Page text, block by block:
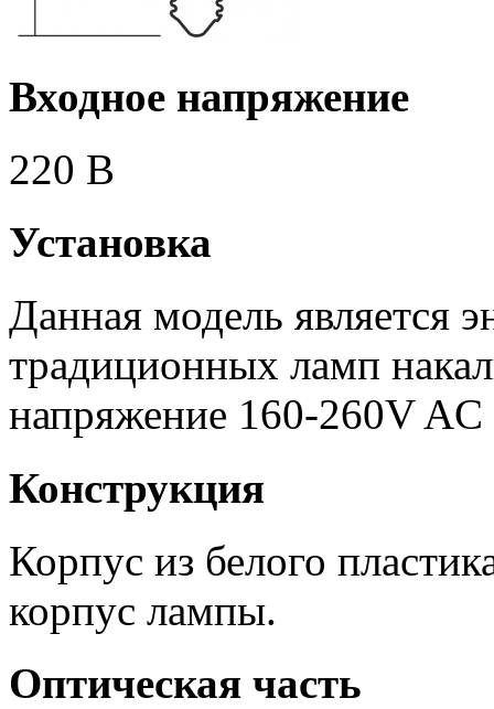
Входное напряжение
220 В
Установка
Данная модель является
традиционных ламп
напряжение 160-260V
Конструкция
Корпус из белого
корпус лампы.
Оптическая часть